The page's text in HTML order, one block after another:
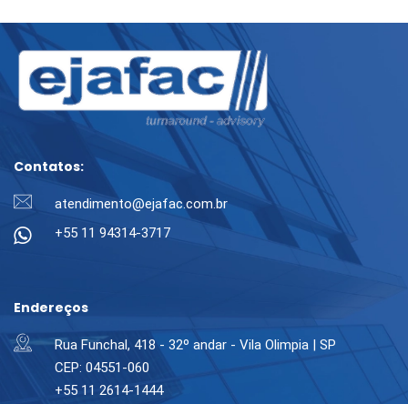
Contatos:
atendimento@ejafac.com.br
+55 11 94314-3717
Endereços
Rua Funchal, 418 - 32º andar - Vila Olimpia | SP
CEP: 04551-060
+55 11 2614-1444